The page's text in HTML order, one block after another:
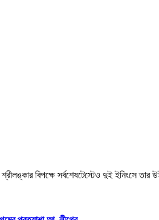
বিপক্ষে সর্বশেষটেস্টেও দুই ইনিংসে